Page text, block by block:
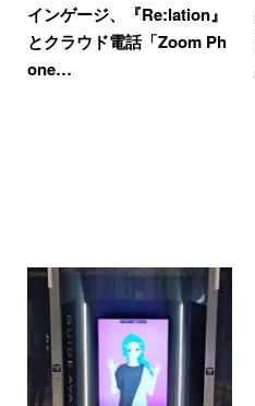
インゲージ、『Re:lation』
とクラウド電話「Zoom Ph
one…